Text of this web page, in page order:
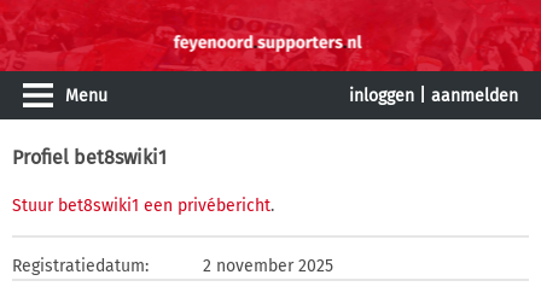
Menu inloggen aanmelden
Profiel bet8swiki1
Stuur bet8swiki1 een privébericht.
Registratiedatum: 2 november 2025